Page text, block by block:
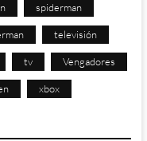
spiderman
televisión
tv Vengadores
xbox